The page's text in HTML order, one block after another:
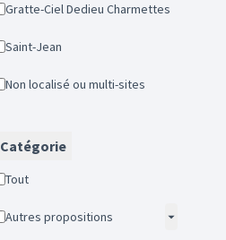
Gratte-Ciel Dedieu Charmettes
Saint-Jean
Non localisé ou multi-sites
Catégorie
Tout
Autres propositions